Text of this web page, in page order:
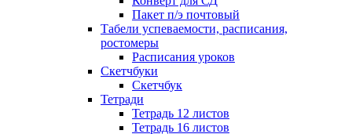
Пакет п/э почтовый
Табели успеваемости, расписания,
ростомеры
Расписания уроков
Скетчбуки
Скетчбук
Тетради
Тетрадь 12 листов
Тетрадь 16 листов